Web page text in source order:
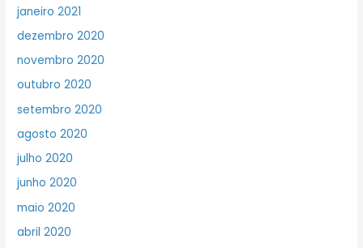
janeiro 2021
dezembro 2020
novembro 2020
outubro 2020
setembro 2020
agosto 2020
julho 2020
junho 2020
maio 2020
abril 2020